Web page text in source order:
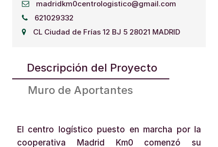
Descripción del Proyecto
Muro de Aportantes
El centro logístico puesto en marcha por la
cooperativa Madrid Km0 comenzó su
madridkm0centrologistico@gmail.com
621029332
CL Ciudad de Frías 12 BJ 5 28021 MADRID